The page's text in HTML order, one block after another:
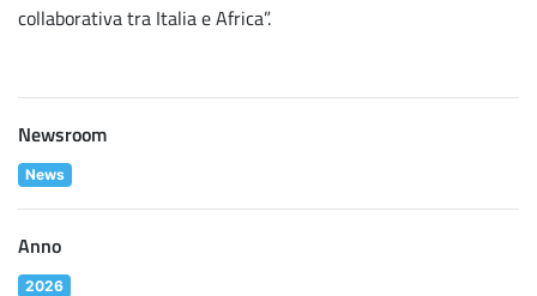
collaborativa tra Italia e Africa”.
Newsroom
News
Anno
2026